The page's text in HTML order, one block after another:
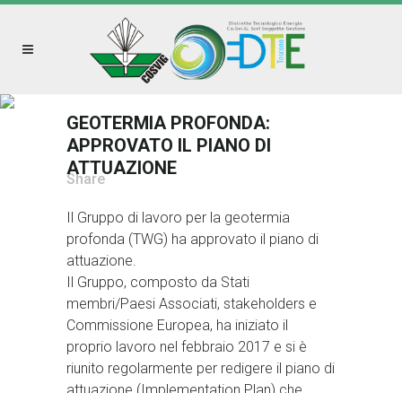
GEOTERMIA PROFONDA:
APPROVATO IL PIANO DI
ATTUAZIONE
Share
Il Gruppo di lavoro per la geotermia
profonda (TWG) ha approvato il piano di
attuazione.
Il Gruppo, composto da Stati
membri/Paesi Associati, stakeholders e
Commissione Europea, ha iniziato il
proprio lavoro nel febbraio 2017 e si è
riunito regolarmente per redigere il piano di